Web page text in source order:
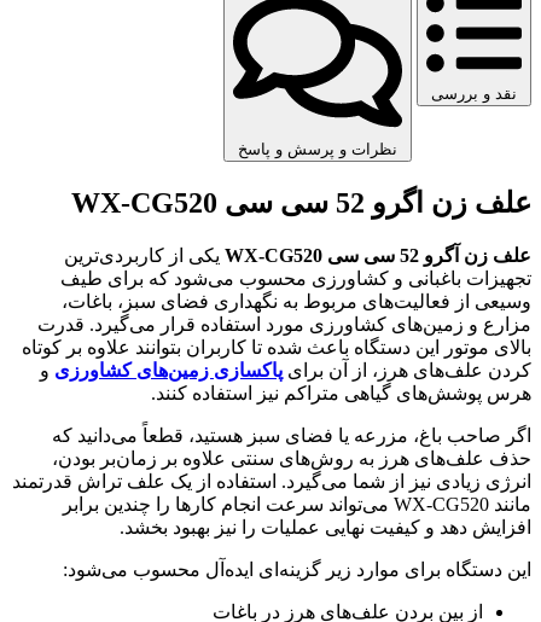
نقد و بررسی
نظرات و پرسش و پاسخ
علف زن اگرو 52 سی سی WX-CG520
علف زن آگرو 52 سی سی WX-CG520
یکی از کاربردی‌ترین
تجهیزات باغبانی و کشاورزی محسوب می‌شود که برای طیف
وسیعی از فعالیت‌های مربوط به نگهداری فضای سبز، باغات،
مزارع و زمین‌های کشاورزی مورد استفاده قرار می‌گیرد. قدرت
بالای موتور این دستگاه باعث شده تا کاربران بتوانند علاوه بر کوتاه
کردن علف‌های هرز، از آن برای پاکسازی زمین‌های کشاورزی و
هرس پوشش‌های گیاهی متراکم نیز استفاده کنند.
اگر صاحب باغ، مزرعه یا فضای سبز هستید، قطعاً می‌دانید که
حذف علف‌های هرز به روش‌های سنتی علاوه بر زمان‌بر بودن،
انرژی زیادی نیز از شما می‌گیرد. استفاده از یک علف تراش قدرتمند
مانند WX-CG520 می‌تواند سرعت انجام کارها را چندین برابر
افزایش دهد و کیفیت نهایی عملیات را نیز بهبود بخشد.
این دستگاه برای موارد زیر گزینه‌ای ایده‌آل محسوب می‌شود:
از بین بردن علف‌های هرز در باغات